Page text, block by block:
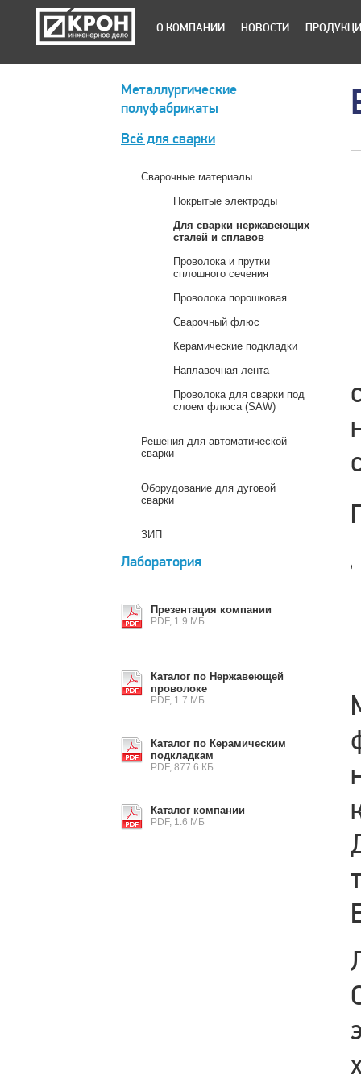
О КОМПАНИИ НОВОСТИ
Металлургические
полуфабрикаты
Всё для сварки
Сварочные материалы
Покрытые электроды
Для сварки нержавеющих
сталей и сплавов
Проволока и прутки
сплошного сечения
Проволока порошковая
Сварочный флюс
Керамические подкладки
Наплавочная лента
Проволока для сварки под
слоем флюса (SAW)
Решения для автоматической
сварки
Оборудование для дуговой
сварки
ЗИП
Лаборатория
Презентация компании
PDF, 1.9 МБ
Каталог по Нержавеющей
проволоке
PDF, 1.7 МБ
Каталог по Керамическим
подкладкам
PDF, 877.6 КБ
Каталог компании
PDF, 1.6 МБ